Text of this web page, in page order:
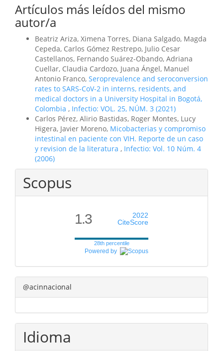
Artículos más leídos del mismo
autor/a
Beatriz Ariza, Ximena Torres, Diana Salgado, Magda
Cepeda, Carlos Gómez Restrepo, Julio Cesar
Castellanos, Fernando Suárez-Obando, Adriana
Cuellar, Claudia Cardozo, Juana Ángel, Manuel
Antonio Franco, Seroprevalence and seroconversion
rates to SARS-CoV-2 in interns, residents, and
medical doctors in a University Hospital in Bogotá,
Colombia , Infectio: VOL. 25, NÚM. 3 (2021)
Carlos Pérez, Alirio Bastidas, Roger Montes, Lucy
Higera, Javier Moreno, Micobacterias y compromiso
intestinal en paciente con VIH. Reporte de un caso
y revision de la literatura , Infectio: Vol. 10 Núm. 4
(2006)
Scopus
1.3
2022
CiteScore
28th percentile
Powered by
@acinnacional
Idioma